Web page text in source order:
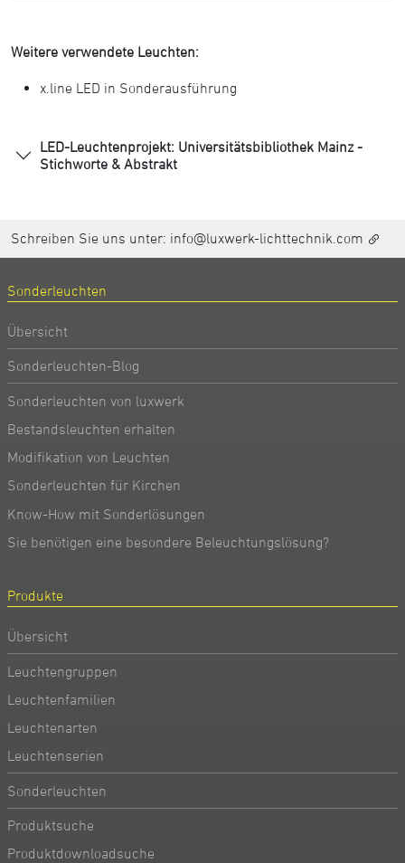
Weitere verwendete Leuchten:
x.line LED in Sonderausführung
LED-Leuchtenprojekt: Universitätsbibliothek Mainz -
Stichworte & Abstrakt
Schreiben Sie uns unter: info@luxwerk-lichttechnik.com
Sonderleuchten
Übersicht
Sonderleuchten-Blog
Sonderleuchten von luxwerk
Bestandsleuchten erhalten
Modifikation von Leuchten
Sonderleuchten für Kirchen
Know-How mit Sonderlösungen
Sie benötigen eine besondere Beleuchtungslösung?
Produkte
Übersicht
Leuchtengruppen
Leuchtenfamilien
Leuchtenarten
Leuchtenserien
Sonderleuchten
Produktsuche
Produktdownloadsuche